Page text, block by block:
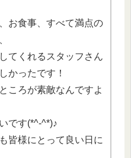
お食事、すべて満点の
てくれるスタッフさん
かったです！
ころが素敵なんですよ
です(*^-^*)♪
皆様にとって良い日に